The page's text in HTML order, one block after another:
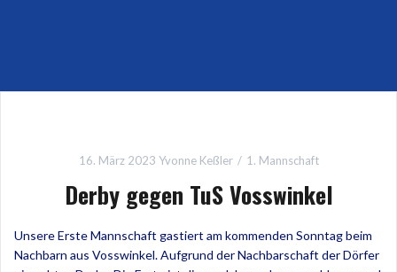
16. März 2023 Yvonne Keßler 1. Mannschaft
Derby gegen TuS Vosswinkel
Unsere Erste Mannschaft gastiert am kommenden Sonntag beim
Nachbarn aus Vosswinkel. Aufgrund der Nachbarschaft der Dörfer